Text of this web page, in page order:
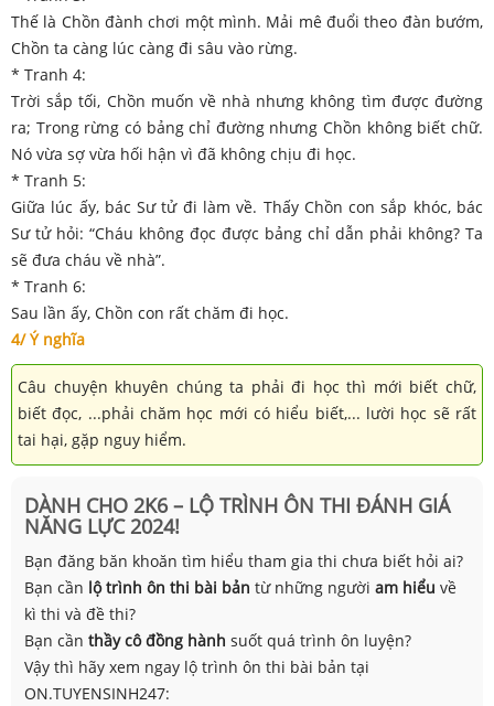
Thế là Chồn đành chơi một mình. Mải mê đuổi theo đàn bướm,
Chồn ta càng lúc càng đi sâu vào rừng.
* Tranh 4:
Trời sắp tối, Chồn muốn về nhà nhưng không tìm được đường
ra; Trong rừng có bảng chỉ đường nhưng Chồn không biết chữ.
Nó vừa sợ vừa hối hận vì đã không chịu đi học.
* Tranh 5:
Giữa lúc ấy, bác Sư tử đi làm về. Thấy Chồn con sắp khóc, bác
Sư tử hỏi: “Cháu không đọc được bảng chỉ dẫn phải không? Ta
sẽ đưa cháu về nhà”.
* Tranh 6:
Sau lần ấy, Chồn con rất chăm đi học.
4/ Ý nghĩa
Câu chuyện khuyên chúng ta phải đi học thì mới biết chữ,
biết đọc, ...phải chăm học mới có hiểu biết,... lười học sẽ rất
tai hại, gặp nguy hiểm.
DÀNH CHO 2K6 – LỘ TRÌNH ÔN THI ĐÁNH GIÁ
NĂNG LỰC 2024!
Bạn đăng băn khoăn tìm hiểu tham gia thi chưa biết hỏi ai?
Bạn cần lộ trình ôn thi bài bản từ những người am hiểu về
kì thi và đề thi?
Bạn cần thầy cô đồng hành suốt quá trình ôn luyện?
Vậy thì hãy xem ngay lộ trình ôn thi bài bản tại
ON.TUYENSINH247: